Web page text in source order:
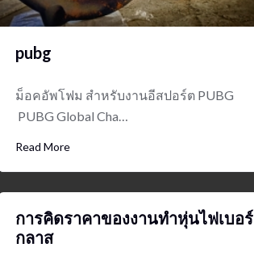
pubg
ม็อคอัพโฟม สำหรับงานอีสปอร์ต PUBG
PUBG Global Cha…
Read More
การคิดราคาของงานทำหุ่นไฟเบอร์
กลาส